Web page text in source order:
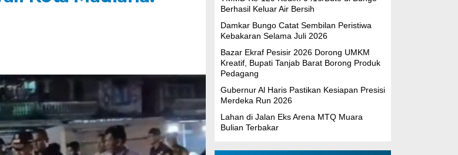
Berhasil Keluar Air Bersih
Damkar Bungo Catat Sembilan Peristiwa
Kebakaran Selama Juli 2026
Bazar Ekraf Pesisir 2026 Dorong UMKM
Kreatif, Bupati Tanjab Barat Borong Produk
Pedagang
Gubernur Al Haris Pastikan Kesiapan Presisi
Merdeka Run 2026
Lahan di Jalan Eks Arena MTQ Muara
Bulian Terbakar